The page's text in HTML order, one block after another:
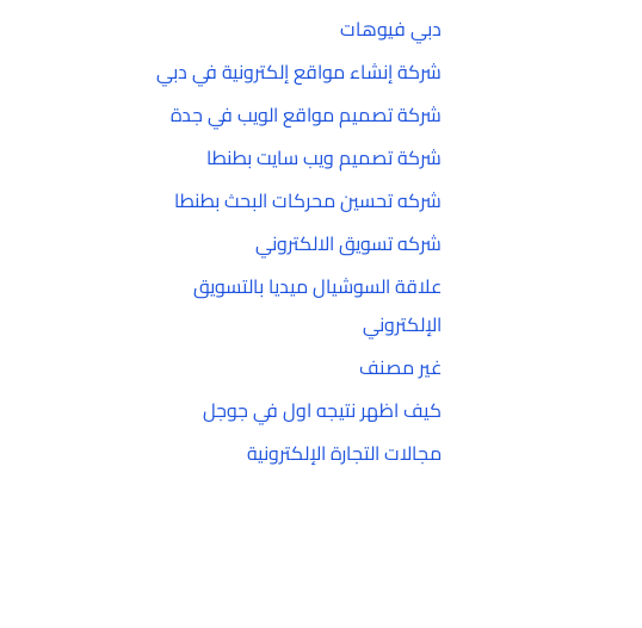
دبي فيوهات
شركة إنشاء مواقع إلكترونية في دبي
شركة تصميم مواقع الويب في جدة
شركة تصميم ويب سايت بطنطا
شركه تحسين محركات البحث بطنطا
شركه تسويق الالكتروني
علاقة السوشيال ميديا بالتسويق
الإلكتروني
غير مصنف
كيف اظهر نتيجه اول في جوجل
مجالات التجارة الإلكترونية